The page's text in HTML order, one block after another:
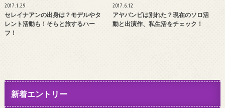
2017.1.29
セレイナアンの出身は？モデルやタ
レント活動も！そらと旅するハー
フ！
2017.6.12
アヤバンビは別れた？現在のソロ活
動と出演作、私生活をチェック！
新着エントリー